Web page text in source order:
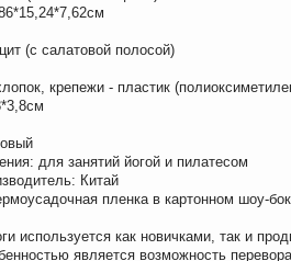
(с салатовой полосой)
крепежи - пластик
для занятий йогой и пилатесом
Китай
пленка в картонном шоу-
используется как новичками, так и
является возможность